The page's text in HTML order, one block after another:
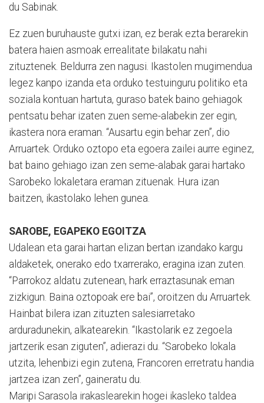
du Sabinak.
Ez zuen buruhauste gutxi izan, ez berak ezta berarekin
batera haien asmoak errealitate bilakatu nahi
zituztenek. Beldurra zen nagusi. Ikastolen mugimendua
legez kanpo izanda eta orduko testuinguru politiko eta
soziala kontuan hartuta, guraso batek baino gehiagok
pentsatu behar izaten zuen seme-alabekin zer egin,
ikastera nora eraman. “Ausartu egin behar zen”, dio
Arruartek. Orduko oztopo eta egoera zailei aurre eginez,
bat baino gehiago izan zen seme-alabak garai hartako
Sarobeko lokaletara eraman zituenak. Hura izan
baitzen, ikastolako lehen gunea.
SAROBE, EGAPEKO EGOITZA
Udalean eta garai hartan elizan bertan izandako kargu
aldaketek, onerako edo txarrerako, eragina izan zuten.
“Parrokoz aldatu zutenean, hark erraztasunak eman
zizkigun. Baina oztopoak ere bai”, oroitzen du Arruartek.
Hainbat bilera izan zituzten salesiarretako
arduradunekin, alkatearekin. “Ikastolarik ez zegoela
jartzerik esan ziguten”, adierazi du. “Sarobeko lokala
utzita, lehenbizi egin zutena, Francoren erretratu handia
jartzea izan zen”, gaineratu du.
Maripi Sarasola irakaslearekin hogei ikasleko taldea